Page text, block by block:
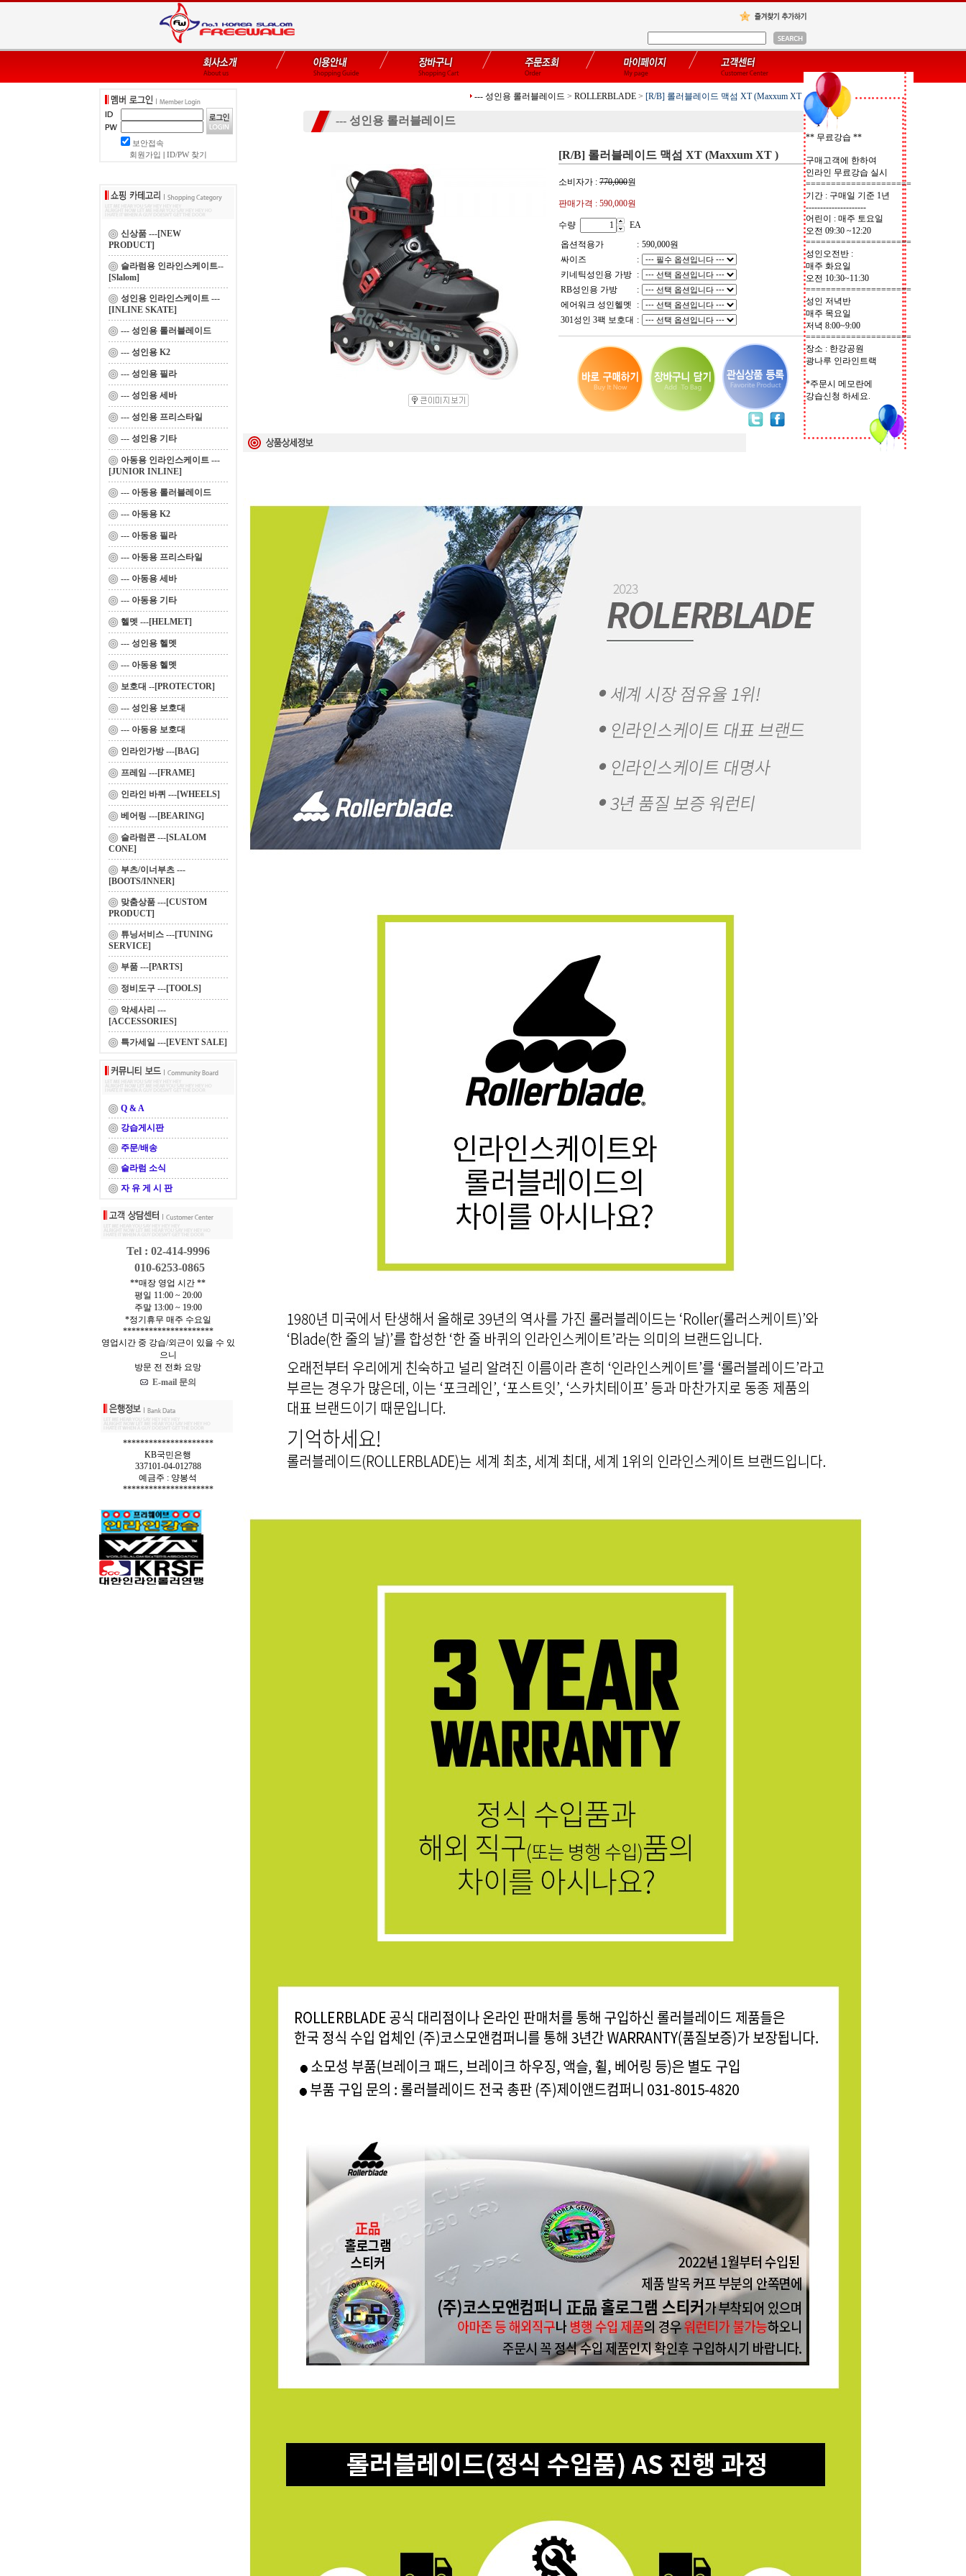
보안접속
회원가입
ID/PW 찾기
신상품 ---[NEW
PRODUCT]
슬라럼용 인라인스케이트--
[Slalom]
성인용 인라인스케이트 ---
[INLINE SKATE]
--- 성인용 롤러블레이드
--- 성인용 K2
--- 성인용 필라
--- 성인용 세바
--- 성인용 프리스타일
--- 성인용 기타
아동용 인라인스케이트 ---
[JUNIOR INLINE]
--- 아동용 롤러블레이드
--- 아동용 K2
--- 아동용 필라
--- 아동용 프리스타일
--- 아동용 세바
--- 아동용 기타
헬멧 ---[HELMET]
--- 성인용 헬멧
--- 아동용 헬멧
보호대 --[PROTECTOR]
--- 성인용 보호대
--- 아동용 보호대
인라인가방 ---[BAG]
프레임 ---[FRAME]
인라인 바퀴 ---[WHEELS]
베어링 ---[BEARING]
슬라럼콘 ---[SLALOM
CONE]
부츠/이너부츠 ---
[BOOTS/INNER]
맞춤상품 ---[CUSTOM
PRODUCT]
튜닝서비스 ---[TUNING
SERVICE]
부품 ---[PARTS]
정비도구 ---[TOOLS]
악세사리 ---
[ACCESSORIES]
특가세일 ---[EVENT SALE]
Q & A
강습게시판
주문/배송
슬라럼 소식
자 유 게 시 판
Tel : 02-414-9996
010-6253-0865
**매장 영업 시간 **
평일 11:00 ~ 20:00
주말 13:00 ~ 19:00
*정기휴무 매주 수요일
*********************
영업시간 중 강습/외근이 있을 수 있
으니
방문 전 전화 요망
E-mail 문의
*********************
KB국민은행
337101-04-012788
예금주 : 양봉석
*********************
--- 성인용 롤러블레이드 > ROLLERBLADE > [R/B] 롤러블레이드 맥섬 XT (Maxxum XT )
--- 성인용 롤러블레이드
[R/B] 롤러블레이드 맥섬 XT (Maxxum XT )
소비자가 : 770,000원
판매가격 : 590,000원
수량
EA
옵션적용가
: 590,000원
싸이즈
:
키네틱성인용 가방 :
RB성인용 가방
:
에어워크 성인헬멧
:
301성인 3팩 보호대 :
** 무료강습 **
구매고객에 한하여
인라인 무료강습 실시
=====================
기간 : 구매일 기준 1년
---------------------
어린이 : 매주 토요일
오전 09:30 ~12:20
=====================
성인오전반 :
매주 화요일
오전 10:30~11:30
=====================
성인 저녁반
매주 목요일
저녁 8:00~9:00
=====================
장소 : 한강공원
광나루 인라인트랙
*주문시 메모란에
강습신청 하세요.